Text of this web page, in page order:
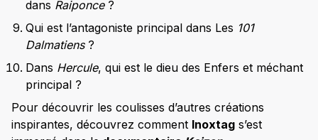
dans Raiponce?
Qui est l’antagoniste principal dans Les 101
Dalmatiens?
Dans Hercule, qui est le dieu des Enfers et méchant
principal ?
Pour découvrir les coulisses d’autres créations
inspirantes, découvrez comment Inoxtag s’est